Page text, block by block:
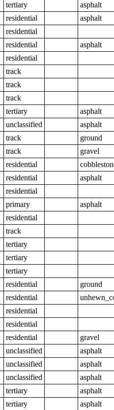
tertiary
asphalt
residential
asphalt
residential
residential
asphalt
residential
track
track
track
tertiary
asphalt
unclassified
asphalt
track
ground
track
gravel
residential
residential
asphalt
residential
primary
asphalt
residential
track
tertiary
tertiary
tertiary
residential
ground
residential
residential
residential
residential
gravel
unclassified
asphalt
unclassified
asphalt
unclassified
asphalt
tertiary
asphalt
tertiary
asphalt